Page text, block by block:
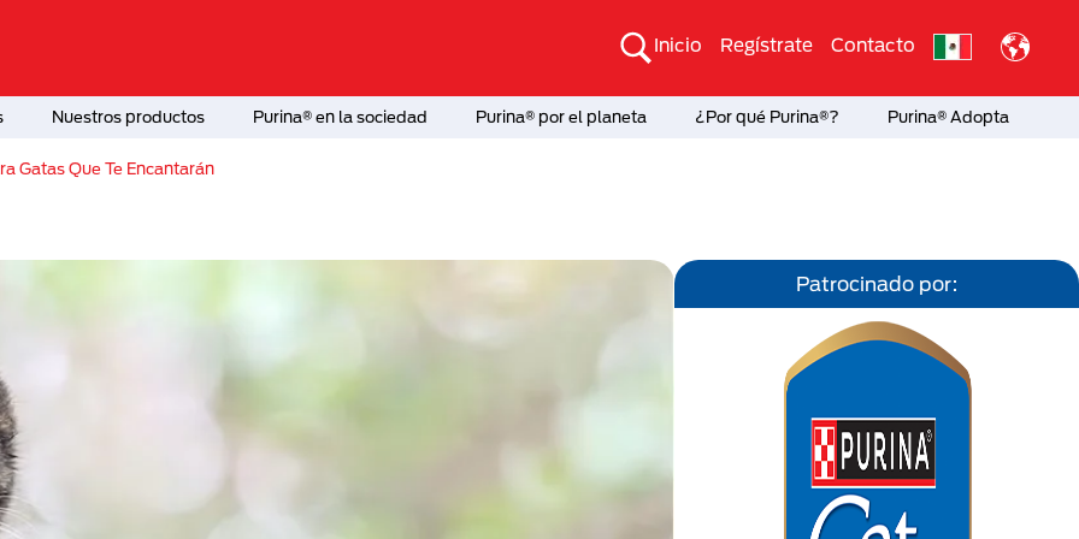
Inicio Regístrate Contacto
Nuestros productos Purina® en la sociedad Purina® por el planeta ¿Por qué Purina®? Purina® Adopta
Gatas Que Te Encantarán
Patrocinado por: